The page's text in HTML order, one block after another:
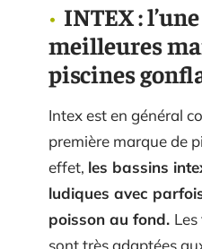
INTEX :
meilleures
piscines
Intex est en général
première marque de
effet, les bassins
ludiques avec
poisson au fond.
sont très adaptées